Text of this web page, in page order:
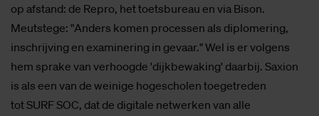
op afstand: de Repro, het toetsbureau en via Bison.
Meutstege: "Anders komen processen als diplomering,
inschrijving en examinering in gevaar." Wel is er volgens
hem sprake van verhoogde 'dijkbewaking' daarbij. Saxion
is als een van de weinige hogescholen toegetreden
tot SURF SOC, dat de digitale netwerken van alle